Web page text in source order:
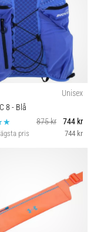
Unisex
8 - Blå
875 kr
744 kr
pris 744 kr